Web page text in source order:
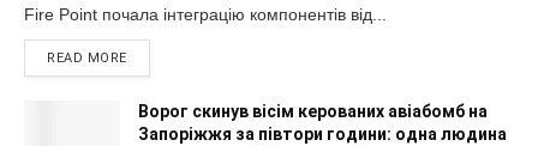
Fire Point почала інтеграцію компонентів від...
READ MORE
Ворог скинув вісім керованих авіабомб на
Запоріжжя за півтори години: одна людина